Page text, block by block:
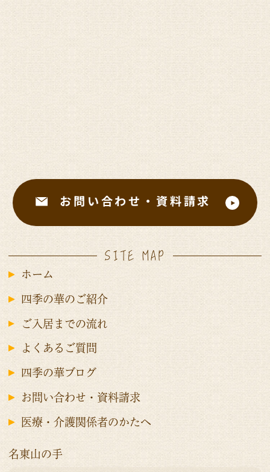
お問い合わせ・資料請求
SITE MAP
ホーム
四季の華のご紹介
ご入居までの流れ
よくあるご質問
四季の華ブログ
お問い合わせ・資料請求
医療・介護関係者のかたへ
名東山の手